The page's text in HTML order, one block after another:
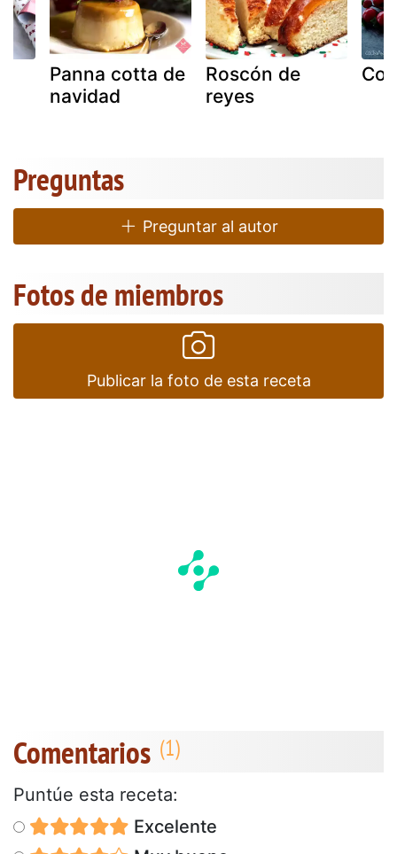
Panna cotta de
navidad
Roscón de
reyes
Preguntas
Preguntar al autor
Fotos de miembros
Publicar la foto de esta receta
Comentarios
Puntúe esta receta:
Excelente